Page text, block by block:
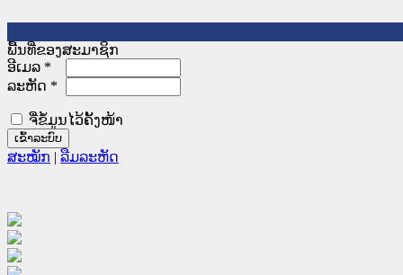
ພື້ນທີ່ຂອງສະມາຊິກ
ອີເມລ *
ລະຫັດ *
ຈື່ຂໍ້ມູນໄວ້ຄັ້ງໜ້າ
ສະໝັກ | ລືມລະຫັດ